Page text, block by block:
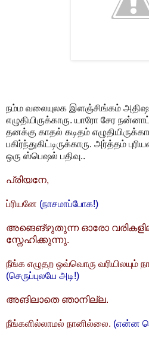
நம்ம வலையுலக இளஞ்சிங்கம்
எழுதியிருக்காரு. யாரோ சேர
தனக்கு காதல் கடிதம்
பகிர்ந்துகிட்டிருக்காரு. அர்த்தம்
ஒரு ஸ்பெஷல் பதிவு..
പ്രിയനേ,
ப்ரியனே (நாசமாப்போக!)
അങെങ്‌ഴുതുന്ന ഓരോ
സ്നേഹിക്കുന്നു.
நீங்க எழுதற ஒவ்வொரு வரியிலயும்
(செருப்புலயே அடி!)
അങിലാതെ ഞാനില്ല.
நீங்களில்லாமல் நானில்லை. (என்ன